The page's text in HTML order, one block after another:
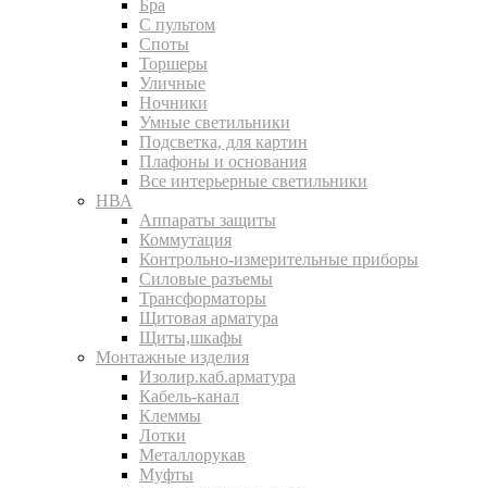
Бра
С пультом
Споты
Торшеры
Уличные
Ночники
Умные светильники
Подсветка, для картин
Плафоны и основания
Все интерьерные светильники
НВА
Аппараты защиты
Коммутация
Контрольно-измерительные приборы
Силовые разъемы
Трансформаторы
Щитовая арматура
Щиты,шкафы
Монтажные изделия
Изолир.каб.арматура
Кабель-канал
Клеммы
Лотки
Металлорукав
Муфты